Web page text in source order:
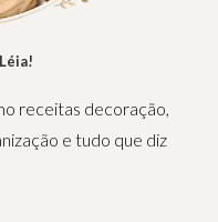
receitas decoração,
e tudo que diz